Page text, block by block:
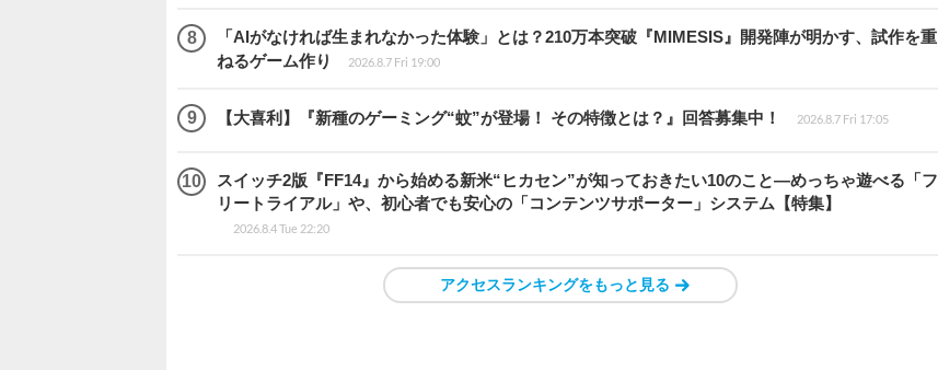
「AIがなければ生まれなかった体験」とは？210万本突破『MIMESIS』開発陣が明かす、試作を重
ねるゲーム作り
2026.8.7 Fri 19:00
【大喜利】『新種のゲーミング“蚊”が登場！ その特徴とは？』回答募集中！ 2026.8.7 Fri 17:05
スイッチ2版『FF14』から始める新米“ヒカセン”が知っておきたい10のこと―めっちゃ遊べる「フ
リートライアル」や、初心者でも安心の「コンテンツサポーター」システム【特集】
2026.8.4 Tue 22:20
アクセスランキングをもっと見る